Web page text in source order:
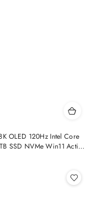
OLED 120Hz Intel Core
SSD NVMe Win11 Active